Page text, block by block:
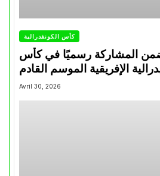
كأس الكونفدرالية
المشاركة رسميًا في كأس
Avril 30, 2026